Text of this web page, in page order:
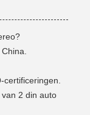
certificeringen.
2 din auto